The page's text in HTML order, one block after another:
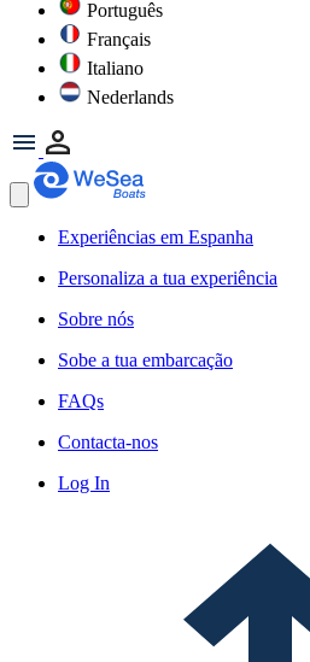
Português
Français
Italiano
Nederlands
Experiências em Espanha
Personaliza a tua experiência
Sobre nós
Sobe a tua embarcação
FAQs
Contacta-nos
Log In